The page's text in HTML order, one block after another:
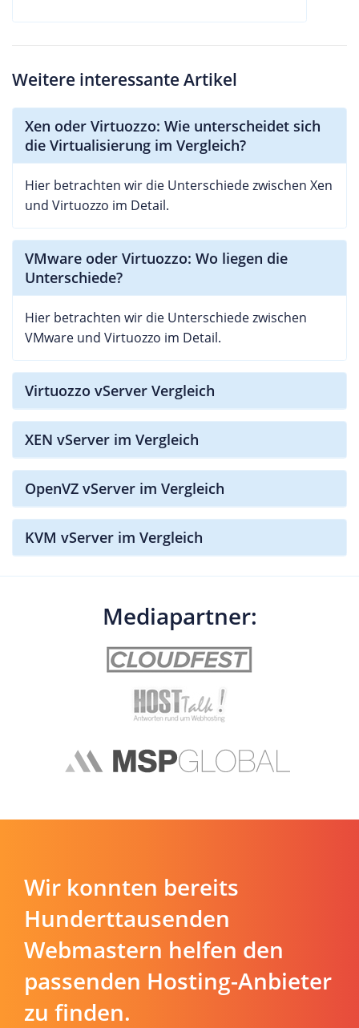
Weitere interessante Artikel
Xen oder Virtuozzo: Wie unterscheidet sich
die Virtualisierung im Vergleich?
Hier betrachten wir die Unterschiede zwischen Xen
und Virtuozzo im Detail.
VMware oder Virtuozzo: Wo liegen die
Unterschiede?
Hier betrachten wir die Unterschiede zwischen
VMware und Virtuozzo im Detail.
Virtuozzo vServer Vergleich
XEN vServer im Vergleich
OpenVZ vServer im Vergleich
KVM vServer im Vergleich
Mediapartner:
Wir konnten bereits
Hunderttausenden
Webmastern helfen den
passenden Hosting-Anbieter
zu finden.